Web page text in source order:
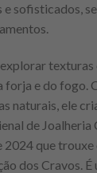
sofisticados,
texturas
forja e do fogo.
naturais, ele
de
2024 que
dos Cravos.